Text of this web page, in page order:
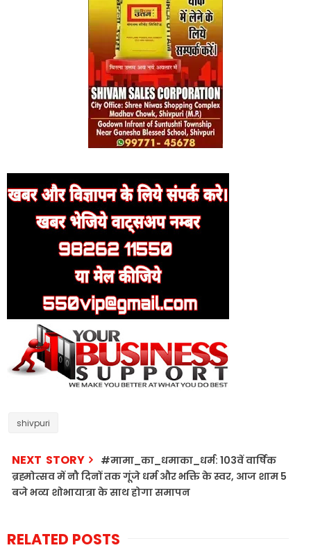
shivpuri
NEXT STORY
#मामा_का_धमाका_धर्म: 103वें वार्षिक
ब्रह्मोत्सव में नौ दिनों तक गूंजे धर्म और भक्ति के स्वर, आज शाम 5
बजे भव्य शोभायात्रा के साथ होगा समापन
RELATED POSTS